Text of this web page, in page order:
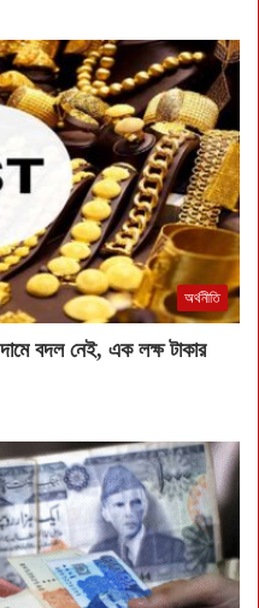
অর্থনীতি
বদল নেই, এক লক্ষ টাকার